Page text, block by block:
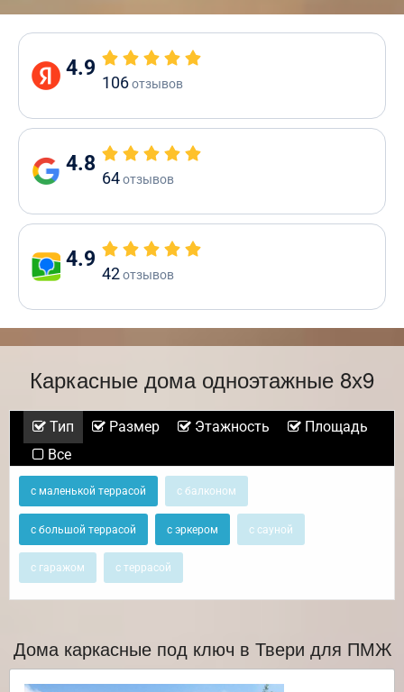
4.9
106отзывов
4.8
64отзывов
4.9
42отзывов
Каркасные дома одноэтажные 8х9
Тип Размер Этажность
Площадь
Все
с маленькой террасой с балконом
с большой террасой с эркером с сауной
с гаражом с террасой
Дома каркасные под ключ в Твери для ПМЖ